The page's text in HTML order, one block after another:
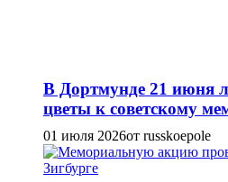
В Дортмунде 21 июня
цветы к советскому
01 июля 2026от russkoepole